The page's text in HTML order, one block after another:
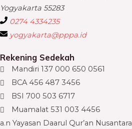
Yogyakarta 55283
0274 4334235
yogyakarta@pppa.id
Rekening Sedekah
Mandiri 137 000 650 0561
BCA 456 487 3456
BSI 700 503 6717
Muamalat 531 003 4456
a.n Yayasan Daarul Qur’an Nusantara